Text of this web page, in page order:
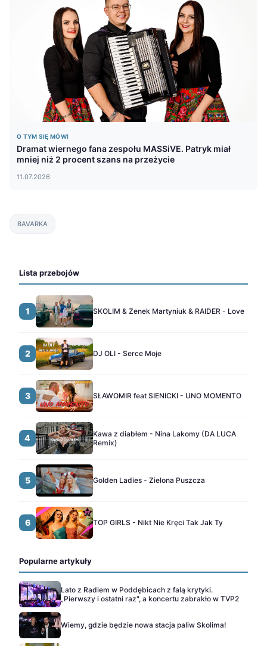
O TYM SIĘ MÓWI
Dramat wiernego fana zespołu MASSiVE. Patryk miał
mniej niż 2 procent szans na przeżycie
11.07.2026
BAVARKA
Lista przebojów
1 SKOLIM & Zenek Martyniuk & RAIDER - Love
2 DJ OLI - Serce Moje
3 SŁAWOMIR feat SIENICKI - UNO MOMENTO
4
Kawa z diabłem - Nina Lakomy (DA LUCA
Remix)
5 Golden Ladies - Zielona Puszcza
6 TOP GIRLS - Nikt Nie Kręci Tak Jak Ty
Popularne artykuły
Lato z Radiem w Poddębicach z falą krytyki.
„Pierwszy i ostatni raz", a koncertu zabrakło w TVP2
Wiemy, gdzie będzie nowa stacja paliw Skolima!